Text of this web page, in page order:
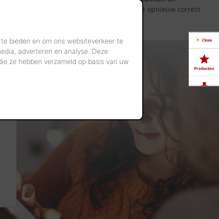
bieden en om ons websiteverkeer te
adverteren en analyse. Deze
ze hebben verzameld op basis van uw
en het onderzoek om deze opnieuw correct
perfect te recupereren.
Close
Producten